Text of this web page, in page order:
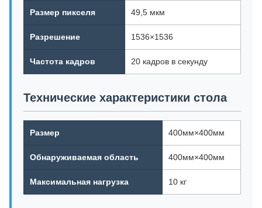
Размер пикселя 49,5 мкм
Разрешение 1536×1536
Частота кадров 20 кадров в секунду
Технические характеристики стола
Размер 400мм×400мм
Обнаруживаемая область 400мм×400мм
Максимальная нагрузка 10 кг